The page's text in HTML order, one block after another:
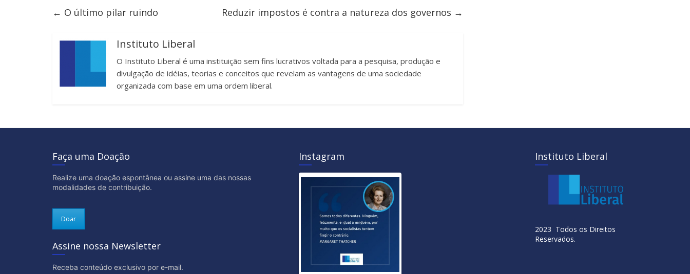
← O último pilar ruindo Reduzir impostos é contra a natureza dos governos →
Instituto Liberal
O Instituto Liberal é uma instituição sem fins lucrativos voltada para a pesquisa, produção e
divulgação de idéias, teorias e conceitos que revelam as vantagens de uma sociedade
organizada com base em uma ordem liberal.
Faça uma Doação
Realize uma doação espontânea ou assine uma das nossas
modalidades de contribuição.
Doar
Assine nossa Newsletter
Receba conteúdo exclusivo por e-mail.
Instagram Instituto Liberal
2023 Todos os Direitos
Reservados.